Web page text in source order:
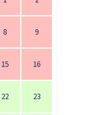
8 9
15 16
22 23